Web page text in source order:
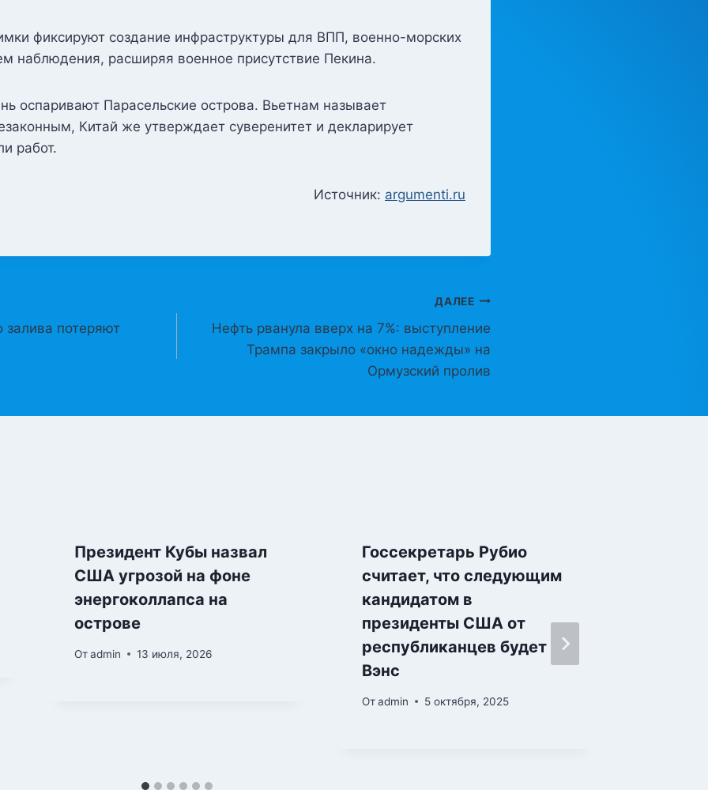
фиксируют создание инфраструктуры для ВПП, военно-морских
наблюдения, расширяя военное присутствие Пекина.
оспаривают Парасельские острова. Вьетнам называет
Китай же утверждает суверенитет и декларирует
работ.
Источник: argumenti.ru
залива потеряют
ДАЛЕЕ
Нефть рванула вверх на 7%: выступление
Трампа закрыло «окно надежды» на
Ормузский пролив
Президент Кубы назвал
США угрозой на фоне
энергоколлапса на
острове
От admin 13 июля, 2026
Госсекретарь Рубио
считает, что следующим
кандидатом в
президенты США от
республиканцев будет
Вэнс
От admin 5 октября, 2025